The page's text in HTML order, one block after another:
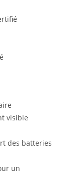
visible
des batteries
un